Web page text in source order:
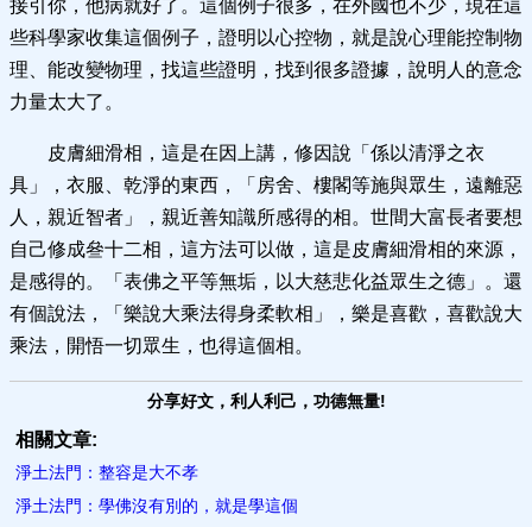
接引你，他病就好了。這個例子很多，在外國也不少，現在這
些科學家收集這個例子，證明以心控物，就是說心理能控制物
理、能改變物理，找這些證明，找到很多證據，說明人的意念
力量太大了。
皮膚細滑相，這是在因上講，修因說「係以清淨之衣
具」，衣服、乾淨的東西，「房舍、樓閣等施與眾生，遠離惡
人，親近智者」，親近善知識所感得的相。世間大富長者要想
自己修成叄十二相，這方法可以做，這是皮膚細滑相的來源，
是感得的。「表佛之平等無垢，以大慈悲化益眾生之德」。還
有個說法，「樂說大乘法得身柔軟相」，樂是喜歡，喜歡說大
乘法，開悟一切眾生，也得這個相。
分享好文，利人利己，功德無量!
相關文章:
淨土法門：整容是大不孝
淨土法門：學佛沒有別的，就是學這個